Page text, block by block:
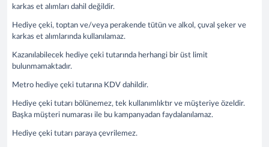
karkas et alımları dahil değildir.
Hediye çeki, toptan ve/veya perakende tütün ve alkol, çuval şeker ve
karkas et alımlarında kullanılamaz.
Kazanılabilecek hediye çeki tutarında herhangi bir üst limit
bulunmamaktadır.
Metro hediye çeki tutarına KDV dahildir.
Hediye çeki tutarı bölünemez, tek kullanımlıktır ve müşteriye özeldir.
Başka müşteri numarası ile bu kampanyadan faydalanılamaz.
Hediye çeki tutarı paraya çevrilemez.